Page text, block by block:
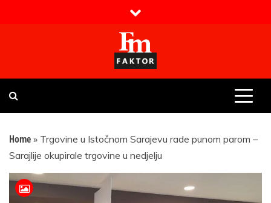
Faktor magazin
Uvijek presudan
Home » Trgovine u Istočnom Sarajevu rade punom parom –
Sarajlije okupirale trgovine u nedjelju